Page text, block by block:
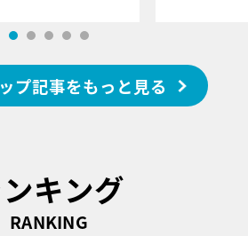
プ記事をもっと見る
キング
RANKING